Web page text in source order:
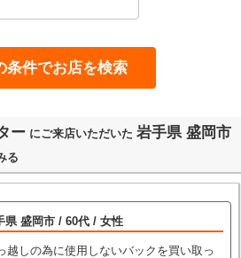
ー にご来店いただいた 岩手県 盛岡市
る
県 盛岡市 / 60代 / 女性
越しの為に使用しないバックを買い取っ